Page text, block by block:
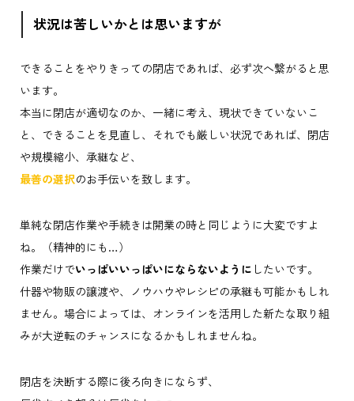
状況は苦しいかとは思いますが
できることをやりきっての閉店であれば、必ず次へ繋がると思
います。
本当に閉店が適切なのか、一緒に考え、現状できていないこ
と、できることを見直し、それでも厳しい状況であれば、閉店
や規模縮小、承継など、
最善の選択のお手伝いを致します。
単純な閉店作業や手続きは開業の時と同じように大変ですよ
ね。（精神的にも…）
作業だけでいっぱいいっぱいにならないように したいです。
什器や物販の譲渡や、ノウハウやレシピの承継も可能かもしれ
ません。場合によっては、オンラインを活用した新たな取り組
みが大逆転のチャンスになるかもしれませんね。
閉店を決断する際に後ろ向きにならず、